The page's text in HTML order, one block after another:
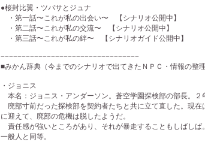
●桜封比翼・ツバサとジュナ
・第一話〜これが私の出会い〜 【シナリオ公開中】
・第二話〜これが私の交流〜 【シナリオ公開中】
・第三話〜これが私の絆〜 【シナリオガイド公開中】
−−−−−−−−−−−−−−−−−−−−−−−−−−−−−−−−−
■みかん辞典（今までのシナリオで出てきたＮＰＣ・情報の整理
・ジョニス
本名：ジョニス・アンダーソン。蒼空学園探検部の部長。２
廃部寸前だった探検部を契約者たちと共に立て直した。現
に迎えて、廃部の危機は脱したようだ。
責任感が強いところがあり、それが暴走することもしばし
一般人と同等。